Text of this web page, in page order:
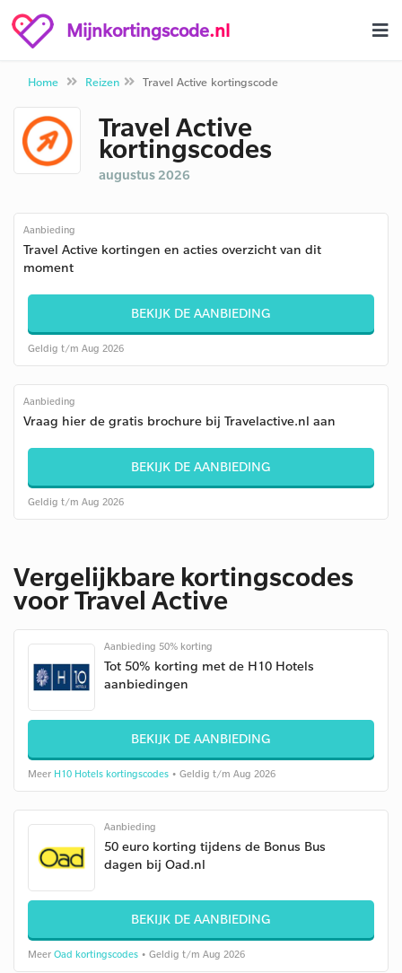
Mijnkortingscode.nl
Home Reizen Travel Active kortingscode
Travel Active
kortingscodes
augustus 2026
Aanbieding
Travel Active kortingen en acties overzicht van dit
moment
BEKIJK DE AANBIEDING
Geldig t/m Aug 2026
Aanbieding
Vraag hier de gratis brochure bij Travelactive.nl aan
BEKIJK DE AANBIEDING
Geldig t/m Aug 2026
Vergelijkbare kortingscodes
voor Travel Active
Aanbieding 50% korting
Tot 50% korting met de H10 Hotels
aanbiedingen
BEKIJK DE AANBIEDING
Meer H10 Hotels kortingscodes • Geldig t/m Aug 2026
Aanbieding
50 euro korting tijdens de Bonus Bus
dagen bij Oad.nl
BEKIJK DE AANBIEDING
Meer Oad kortingscodes • Geldig t/m Aug 2026